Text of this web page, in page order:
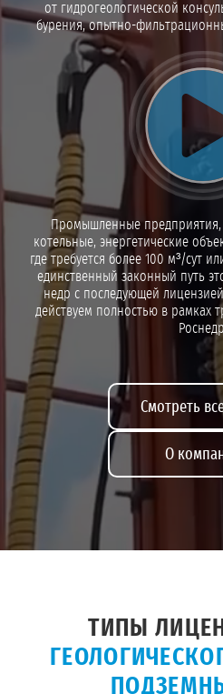
от гидрогеологической
бурения, опытно-
Промышленные предприятия,
котельные, энергетические
где требуется более 100 м³/сут
единственный законный путь
недр с последующей
действуем полностью в рамках
Смотреть
О
ТИПЫ